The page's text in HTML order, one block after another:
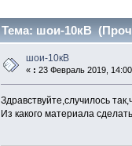
Тема: шои-10кВ
шои-10кВ
« : 23 Февраль 2019,
Здравствуйте,случилось
Из какого материала